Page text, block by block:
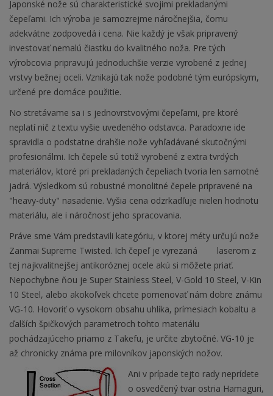
Japonské nože sú charakteristické svojimi prekladanými
čepeľami. Ich výroba je samozrejme náročnejšia, čomu
adekvátne zodpovedá i cena. Nie každý je však pripravený
investovať nemalú čiastku do kvalitného noža. Pre tých
výrobcovia pripravujú jednoduchšie verzie vyrobené z jednej
vrstvy bežnej oceli. Vznikajú tak nože podobné tým európskym,
určené pre domáce použitie.
No stretávame sa i s jednovrstvovými čepeľami, pre ktoré
neplatí nič z textu vyšie uvedeného odstavca. Paradoxne ide
spravidla o podstatne drahšie nože vyhľadávané skutočnými
profesionálmi. Ich čepele sú totiž vyrobené z extra tvrdých
materiálov, ktoré pri prekladaných čepeliach tvoria len samotné
jadrá. Výsledkom sú robustné monolitné čepele pripravené na
"heavy-duty" nasadenie. Vyšia cena odzrkadľuje nielen hodnotu
materiálu, ale i náročnosť jeho spracovania.
Práve sme Vám predstavili kategóriu, v ktorej méty určujú nože
Zanmai Supreme Twisted. Ich čepeľ je vyrezaná laserom z
tej najkvalitnejšej antikoróznej ocele akú si môžete priať.
Nepochybne ňou je Super Stainless Steel, V-Gold 10 Steel, V-Kin
10 Steel, alebo akokoľvek chcete pomenovať nám dobre známu
VG-10. Hovoriť o vysokom obsahu uhlíka, prímesiach kobaltu a
ďalších špičkových parametroch tohto materiálu
pochádzajúceho priamo z Takefu, je určite zbytočné. VG-10 je
až chronicky známa pre milovníkov japonských nožov.
Ani v prípade tejto rady neprídete
o osvedčený tvar ostria Hamaguri,